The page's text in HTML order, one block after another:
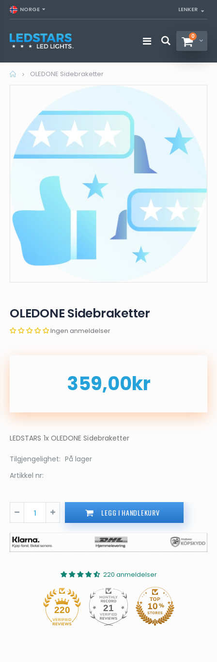
NORGE LENKER
0
Hjem
OLEDONE Sidebraketter
OLEDONE Sidebraketter
Ingen anmeldelser
359,00kr
LEDSTARS 1x OLEDONE Sidebraketter
Tilgjengelighet: På lager
Artikkel nr:
LEGG I HANDLEKURV
220 anmeldelser
220 21